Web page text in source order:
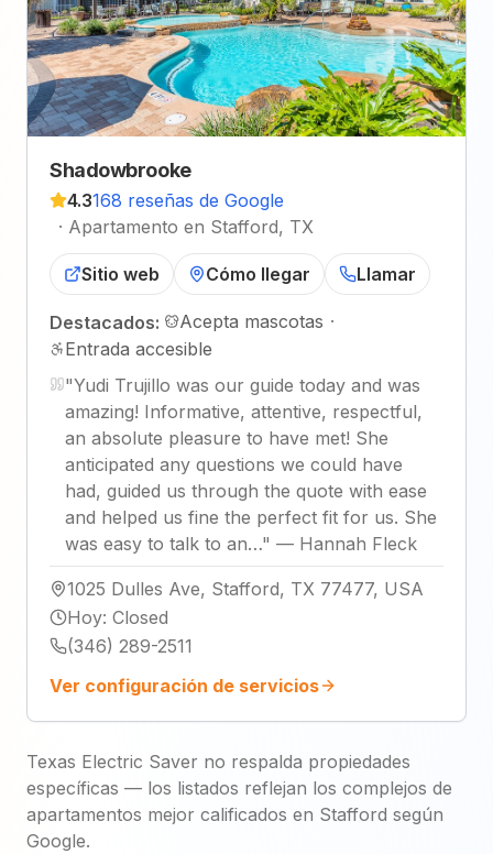
Shadowbrooke
4.3168 reseñas de Google
· Apartamento en Stafford, TX
Sitio web Cómo llegar Llamar
Destacados: Acepta mascotas ·
Entrada accesible
"Yudi Trujillo was our guide today and was
amazing! Informative, attentive, respectful,
an absolute pleasure to have met! She
anticipated any questions we could have
had, guided us through the quote with ease
and helped us fine the perfect fit for us. She
was easy to talk to an…" — Hannah Fleck
1025 Dulles Ave, Stafford, TX 77477, USA
Hoy: Closed
(346) 289-2511
Ver configuración de servicios
Texas Electric Saver no respalda propiedades
específicas — los listados reflejan los complejos de
apartamentos mejor calificados en Stafford según
Google.